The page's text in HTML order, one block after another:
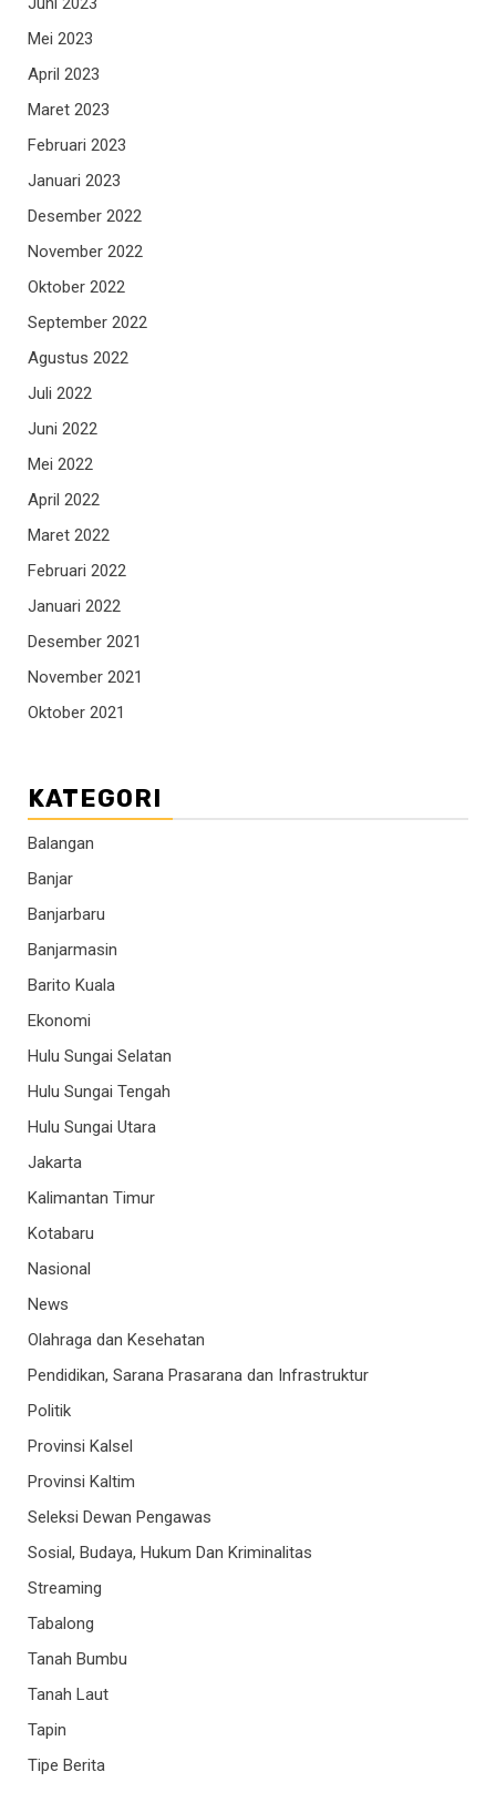
Mei 2023
April 2023
Maret 2023
Februari 2023
Januari 2023
Desember 2022
November 2022
Oktober 2022
September 2022
Agustus 2022
Juli 2022
Juni 2022
Mei 2022
April 2022
Maret 2022
Februari 2022
Januari 2022
Desember 2021
November 2021
Oktober 2021
KATEGORI
Balangan
Banjar
Banjarbaru
Banjarmasin
Barito Kuala
Ekonomi
Hulu Sungai Selatan
Hulu Sungai Tengah
Hulu Sungai Utara
Jakarta
Kalimantan Timur
Kotabaru
Nasional
News
Olahraga dan Kesehatan
Pendidikan, Sarana Prasarana dan Infrastruktur
Politik
Provinsi Kalsel
Provinsi Kaltim
Seleksi Dewan Pengawas
Sosial, Budaya, Hukum Dan Kriminalitas
Streaming
Tabalong
Tanah Bumbu
Tanah Laut
Tapin
Tipe Berita